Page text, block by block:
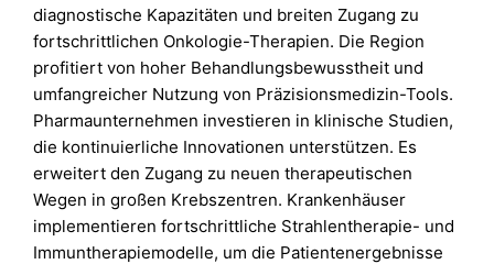
diagnostische Kapazitäten und breiten Zugang zu
fortschrittlichen Onkologie-Therapien. Die Region
profitiert von hoher Behandlungsbewusstheit und
umfangreicher Nutzung von Präzisionsmedizin-Tools.
Pharmaunternehmen investieren in klinische Studien,
die kontinuierliche Innovationen unterstützen. Es
erweitert den Zugang zu neuen therapeutischen
Wegen in großen Krebszentren. Krankenhäuser
implementieren fortschrittliche Strahlentherapie- und
Immuntherapiemodelle, um die Patientenergebnisse